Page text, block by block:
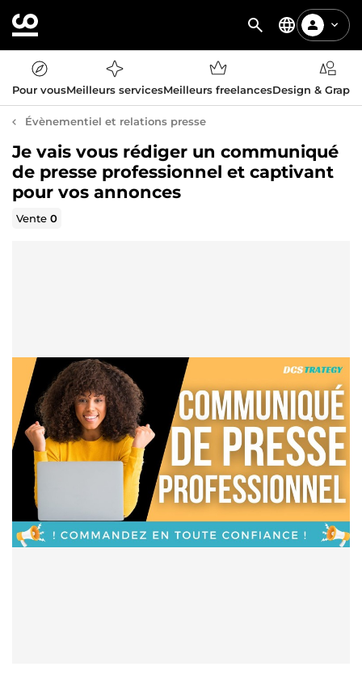
Pour vousMeilleurs servicesMeilleurs freelancesDesign &
Évènementiel et relations presse
Je vais vous rédiger un communiqué
de presse professionnel et captivant
pour vos annonces
Vente0